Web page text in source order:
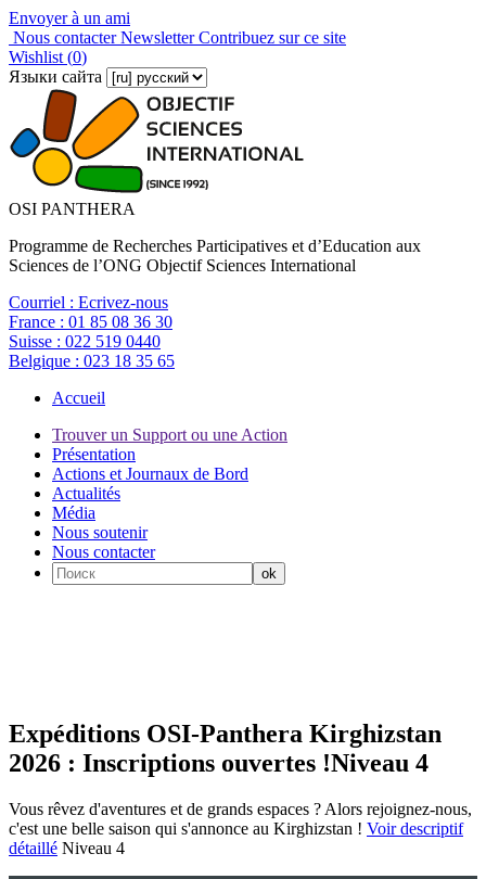
Envoyer à un ami
Nous contacterNewsletterContribuez sur ce site
Wishlist (0)
Языки сайта
OSI PANTHERA
Programme de Recherches Participatives et d’Education aux
Sciences de l’ONG Objectif Sciences International
Courriel : Ecrivez-nous
France : 01 85 08 36 30
Suisse : 022 519 0440
Belgique : 023 18 35 65
Accueil
Trouver un Support ou une Action
Présentation
Actions et Journaux de Bord
Actualités
Média
Nous soutenir
Nous contacter
Expéditions OSI-Panthera Kirghizstan
2026 : Inscriptions ouvertes !Niveau 4
Vous rêvez d'aventures et de grands espaces ? Alors rejoignez-nous,
c'est une belle saison qui s'annonce au Kirghizstan ! Voir descriptif
détaillé Niveau 4